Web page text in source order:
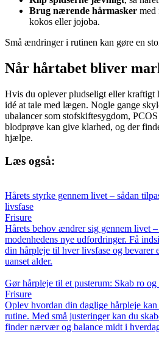
Brug nærende hårmasker med
kokos eller jojoba.
Små ændringer i rutinen kan gøre en
Når hårtabet bliver
Hvis du oplever pludseligt eller kraftigt
idé at tale med lægen. Nogle gange
ubalancer som stofskiftesygdom,
blodprøve kan give klarhed, og der
hjælpe.
Læs også:
Hårets styrke gennem livet – sådan
livsfase
Frisure
Hårets behov ændrer sig gennem livet
modenhedens nye udfordringer. Få
din hårpleje til hver livsfase og bevarer
uanset alder.
Gør hårpleje til et pusterum: Skab ro
Frisure
Oplev hvordan din daglige hårpleje
rutine. Med små justeringer kan du
finder nærvær og balance midt i